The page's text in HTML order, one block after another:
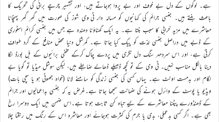
ہے۔ لوگوں کے دل بے خوف اور بے پروا ہوجاتے ہیں، اور تشہیر چرچے برائی کی تحریک کا
باعث بنتے ہیں۔ جنسی جرائم کی کہانیوں کو مسالہ دار ٹی وی شوز کی صورت میں گھر گھر پہنچانا
معاشرے میں مزید خرابی کا سبب بنتا ہے۔ یہ ایک گھناؤنا دھندہ ہے جس میں جنسی کرائم اسٹوری
کے ڈبے میں دراصل جنسی لذت کو پیک کیا جاتا ہے۔ کمرشل دنیا محض منافع کے گرد طواف
کرتی ہے، اور اس سردمہر سنگ دل نگری میں پردے چاک کرکے مخفی برائیوں کے بل بورڈ لگا
دینا بالکل مناسب نہیں۔ ٹی وی کے تو کچھ ڈھیلے ڈھالے ضابطے ہیں، لیکن سوشل میڈیا تو گویا بے
لگام اور بدمست اونٹ ہے۔ یہاں کسی کی جنسی زندگی کو سامنے لانا (خواہ جھوٹی ہو یا سچی بات)
ویڈیو یا پوسٹ کے وائرل ہونے کی ضمانت سمجھا جاتا ہے۔غرض یہ کہ جنسی بداعمالیوں اور جرائم
کے ڈھنڈورے پیٹنا معاشرے کے لیے تباہ کن ثابت ہوتا ہے۔اس ضمن میں ایک دوسرا رخ
بھی ہے۔ اگر کسی بدعملی، بدی یا جرم کی کثرت ہوجائے اور معاشرہ اس کے رنگ میں رنگتا چلا